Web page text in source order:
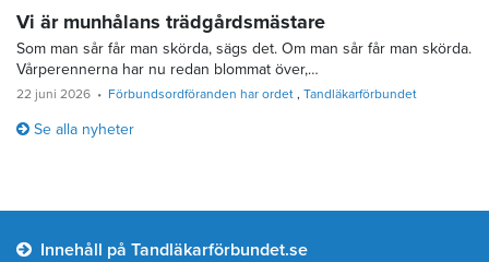
Vi är munhålans trädgårdsmästare
Som man sår får man skörda, sägs det. Om man sår får man skörda.
Vårperennerna har nu redan blommat över,…
22 juni 2026 Förbundsordföranden har ordet Tandläkarförbundet
Se alla nyheter
Innehåll på Tandläkarförbundet.se